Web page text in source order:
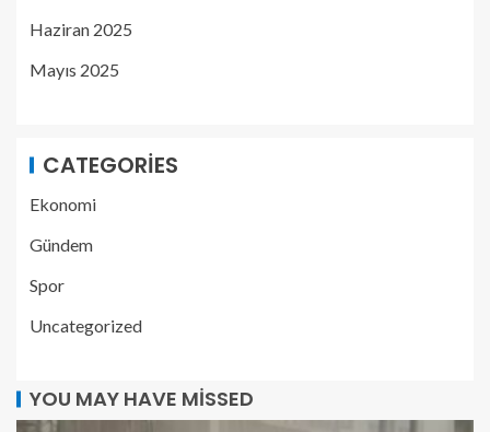
Haziran 2025
Mayıs 2025
CATEGORIES
Ekonomi
Gündem
Spor
Uncategorized
YOU MAY HAVE MISSED